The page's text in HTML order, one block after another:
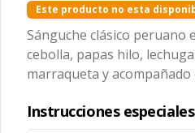
$2.600
Este producto no esta
Sánguche clásico peruano
cebolla, papas hilo,
marraqueta y
Instrucciones especiales